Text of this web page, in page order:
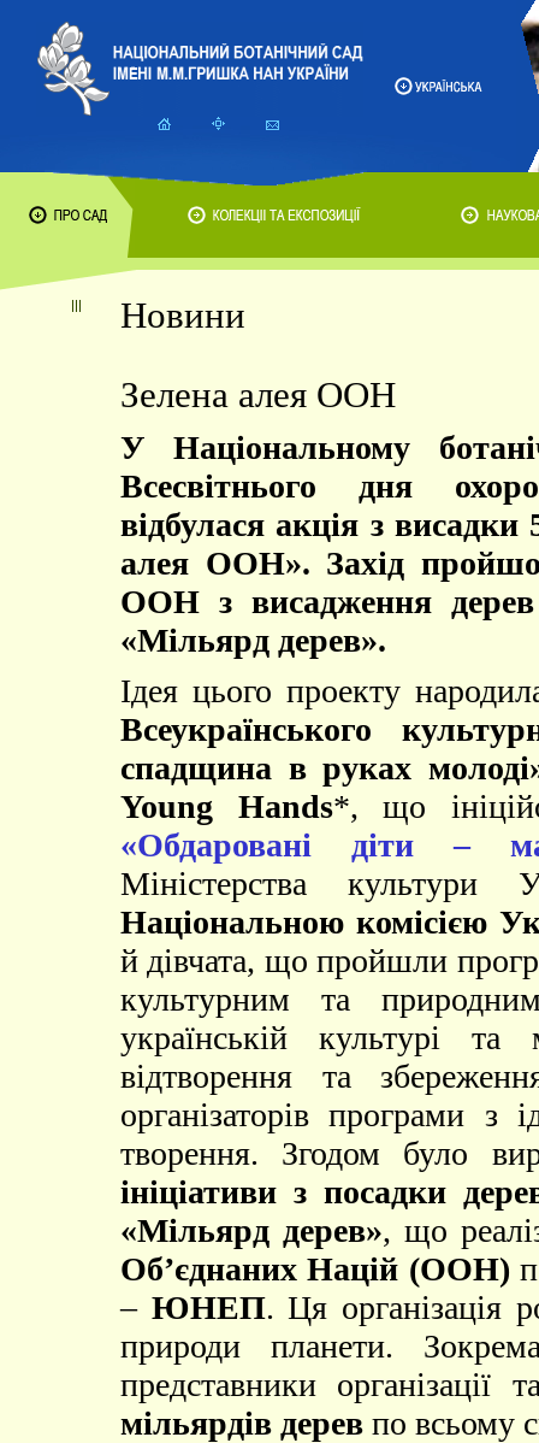
Новини
Зелена алея ООН
У Національному
Всесвітнього дня
відбулася акція з
алея ООН». Захід
ООН з висадження
«Мільярд дерев».
Ідея цього проекту
Всеукраїнського
спадщина в руках
Young Hands*, що
«Обдаровані діти –
Міністерства
Національною комісією
й дівчата, що пройшли
культурним та
українській культурі
відтворення та
організаторів програми
творення. Згодом було
ініціативи з посадки
«Мільярд дерев», що
Об’єднаних Націй (ООН)
– ЮНЕП. Ця організація
природи планети.
представники
мільярдів дерев по всьому